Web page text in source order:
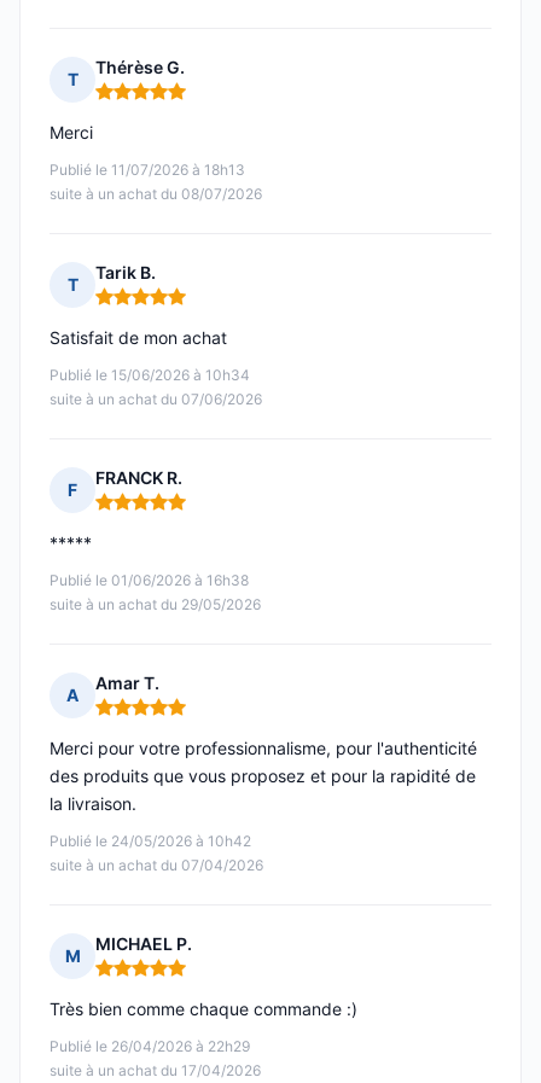
T
Thérèse G.
Note : 5 sur 5
Publié le 11/07/2026 à 18h13
suite à un achat du 08/07/2026
Merci
T
Tarik B.
Note : 5 sur 5
Publié le 15/06/2026 à 10h34
suite à un achat du 07/06/2026
Satisfait de mon achat
F
FRANCK R.
Note : 5 sur 5
Publié le 01/06/2026 à 16h38
suite à un achat du 29/05/2026
*****
A
Amar T.
Note : 5 sur 5
Publié le 24/05/2026 à 10h42
suite à un achat du 07/04/2026
Merci pour votre professionnalisme, pour l'authenticité
des produits que vous proposez et pour la rapidité de
la livraison.
M
MICHAEL P.
Note : 5 sur 5
Publié le 26/04/2026 à 22h29
suite à un achat du 17/04/2026
Très bien comme chaque commande :)